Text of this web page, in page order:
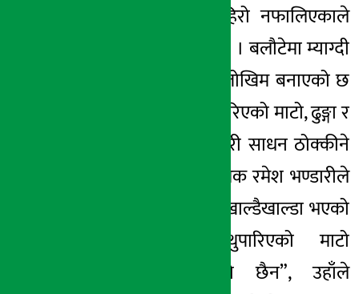
बर्खामा खसेको पहिरो नफालिएकाले
सडक साँघुरिएको छ । बलौटेमा म्याग्दी
नदिले कटान गरेर जोखिम बनाएको छ
। बिच सडकमा थुपारिएको माटो, ढुङ्गा र
खाल्डाखुल्डीले सवारी साधन ठोक्कीने
गरेको ट्याक्सी चालक रमेश भण्डारीले
गुनासो गर्नुभयो । “खाल्डैखाल्डा भएको
सडक छेउमा थुपारिएको माटो
व्यवस्थापन भएको छैन”, उहाँले